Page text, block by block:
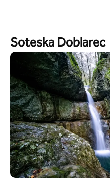
Soteska Doblarec